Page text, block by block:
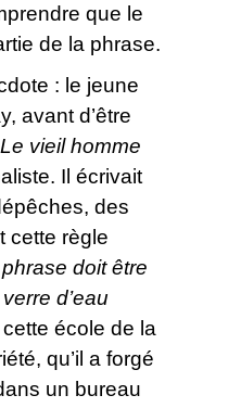
que le
de la phrase.
: le jeune
avant d’être
Le vieil homme
Il écrivait
des
cette règle
doit être
d’eau
cette école de la
qu’il a forgé
un bureau